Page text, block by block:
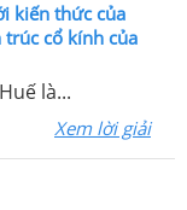
kiến thức của
cổ kính của
là...
Xem lời giải